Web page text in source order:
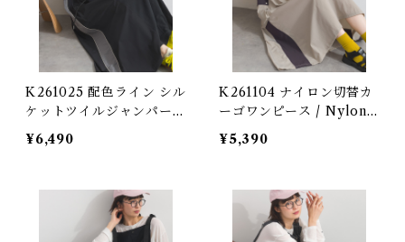
K261025 配色ライン シル
ケットツイルジャンパース
カート / Color Line Silk
et Twill Jumper Skirt
¥6,490
K261104 ナイロン切替カ
ーゴワンピース / Nylon
Panel Cargo dress (残り
わずか)
¥5,390